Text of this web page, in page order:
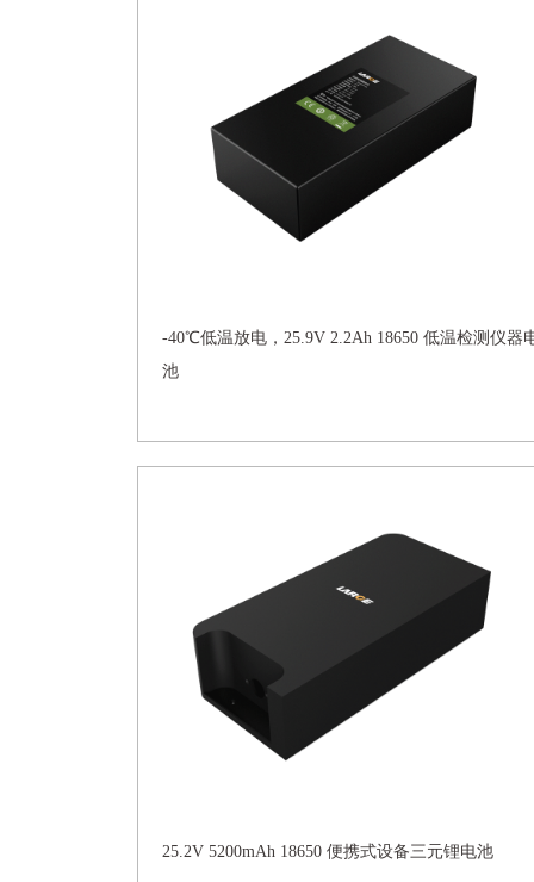
-40℃低温放电，25.9V 2.2Ah 18650 低温检测仪器
池
25.2V 5200mAh 18650 便携式设备三元锂电池